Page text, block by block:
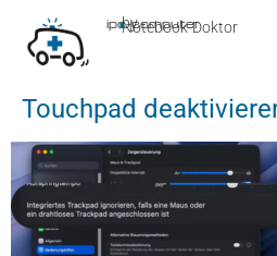
Notebook-Doktor
by
■
ipc-computer
Touchpad